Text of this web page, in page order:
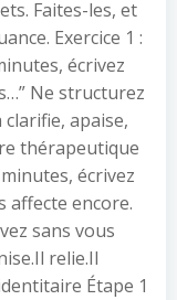
Faites-les, et
Exercice 1 :
écrivez
Ne structurez
clarifie, apaise,
thérapeutique
écrivez
affecte encore.
sans vous
relie.Il
Étape 1